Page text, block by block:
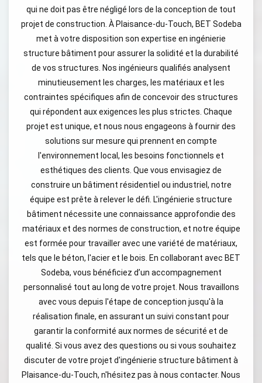
qui ne doit pas être négligé lors de la conception de tout
projet de construction. À Plaisance-du-Touch, BET Sodeba
met à votre disposition son expertise en ingénierie
structure bâtiment pour assurer la solidité et la durabilité
de vos structures. Nos ingénieurs qualifiés analysent
minutieusement les charges, les matériaux et les
contraintes spécifiques afin de concevoir des structures
qui répondent aux exigences les plus strictes. Chaque
projet est unique, et nous nous engageons à fournir des
solutions sur mesure qui prennent en compte
l'environnement local, les besoins fonctionnels et
esthétiques des clients. Que vous envisagiez de
construire un bâtiment résidentiel ou industriel, notre
équipe est prête à relever le défi. L'ingénierie structure
bâtiment nécessite une connaissance approfondie des
matériaux et des normes de construction, et notre équipe
est formée pour travailler avec une variété de matériaux,
tels que le béton, l'acier et le bois. En collaborant avec BET
Sodeba, vous bénéficiez d’un accompagnement
personnalisé tout au long de votre projet. Nous travaillons
avec vous depuis l'étape de conception jusqu'à la
réalisation finale, en assurant un suivi constant pour
garantir la conformité aux normes de sécurité et de
qualité. Si vous avez des questions ou si vous souhaitez
discuter de votre projet d'ingénierie structure bâtiment à
Plaisance-du-Touch, n'hésitez pas à nous contacter. Nous